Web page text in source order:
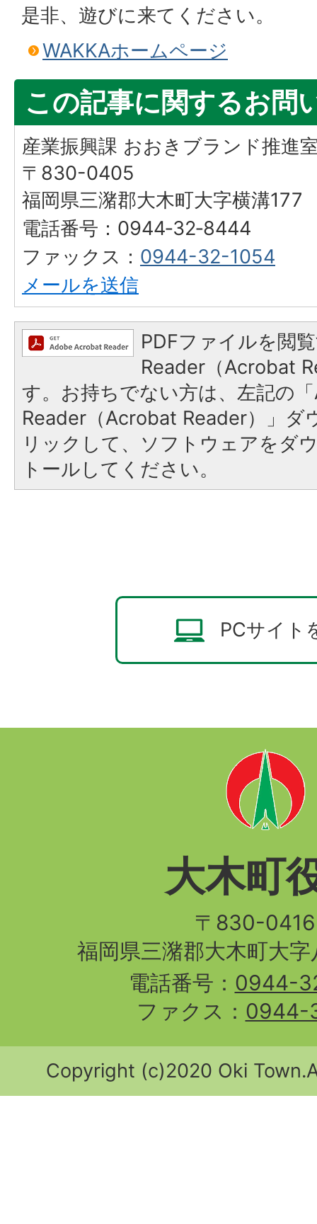
是非、遊びに来てください。
WAKKAホームページ
この記事に関するお問
産業振興課 おおきブランド推進
〒830-0405
福岡県三潴郡大木町大字横溝177
電話番号：0944‐32‐8444
ファックス： 0944-32-1054
メールを送信
PDFファイルを閲
Reader（Acrobat
す。お持ちでない方は、左記の
Reader（Acrobat Reader）」ダ
リックして、ソフトウェアをダ
トールしてください。
PCサイト
大木町
〒830-
福岡県三潴郡大木町大
電話番号： 0944-
ファクス： 0944-
Copyright (c)2020 Oki